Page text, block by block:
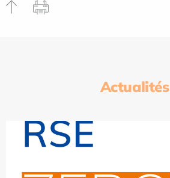
Actualités